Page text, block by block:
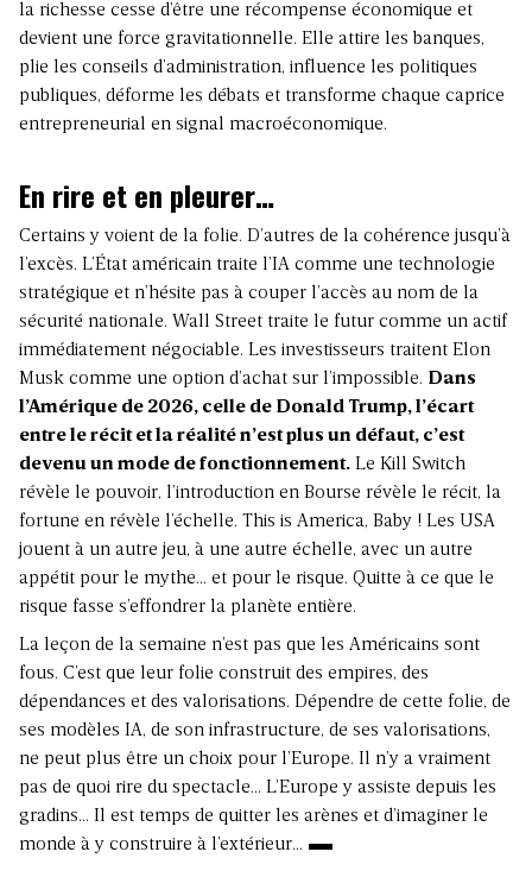
la richesse cesse d’être une récompense économique et
devient une force gravitationnelle. Elle attire les banques,
plie les conseils d’administration, influence les politiques
publiques, déforme les débats et transforme chaque caprice
entrepreneurial en signal macroéconomique.
En rire et en pleurer…
Certains y voient de la folie. D’autres de la cohérence jusqu’à
l’excès. L’État américain traite l’IA comme une technologie
stratégique et n’hésite pas à couper l’accès au nom de la
sécurité nationale. Wall Street traite le futur comme un actif
immédiatement négociable. Les investisseurs traitent Elon
Musk comme une option d’achat sur l’impossible. Dans
l’Amérique de 2026, celle de Donald Trump, l’écart
entre le récit et la réalité n’est plus un défaut, c’est
devenu un mode de fonctionnement. Le Kill Switch
révèle le pouvoir, l’introduction en Bourse révèle le récit, la
fortune en révèle l’échelle. This is America, Baby ! Les USA
jouent à un autre jeu, à une autre échelle, avec un autre
appétit pour le mythe… et pour le risque. Quitte à ce que le
risque fasse s’effondrer la planète entière.
La leçon de la semaine n’est pas que les Américains sont
fous. C’est que leur folie construit des empires, des
dépendances et des valorisations. Dépendre de cette folie, de
ses modèles IA, de son infrastructure, de ses valorisations,
ne peut plus être un choix pour l’Europe. Il n’y a vraiment
pas de quoi rire du spectacle… L’Europe y assiste depuis les
gradins… Il est temps de quitter les arènes et d’imaginer le
monde à y construire à l’extérieur…